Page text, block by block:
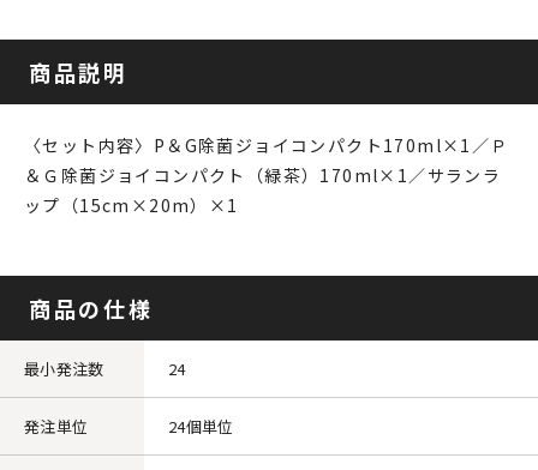
商品説明
〈セット内容〉P＆G除菌ジョイコンパクト170ml×1／Ｐ
＆Ｇ除菌ジョイコンパクト（緑茶）170ml×1／サランラ
ップ（15cm×20m）×1
商品の仕様
最小発注数 24
発注単位 24個単位